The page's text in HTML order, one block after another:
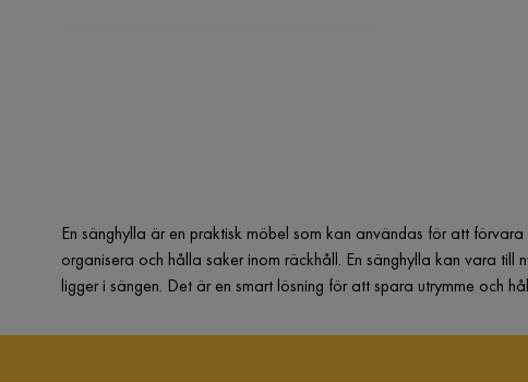
En sänghylla är en praktisk möbel som kan användas för att
organisera och hålla saker inom räckhåll. En sänghylla kan vara
ligger i sängen. Det är en smart lösning för att spara utrymme och